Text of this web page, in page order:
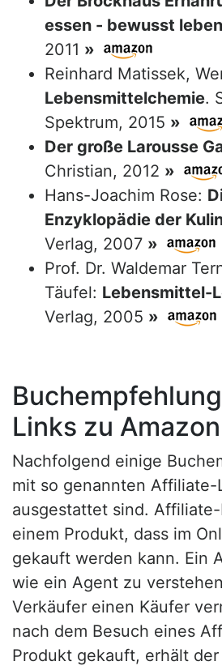
essen - bewusst leben
2011 »
Reinhard Matissek,
Lebensmittelchemie.
Spektrum, 2015 »
Der große Larousse
Christian, 2012 »
Hans-Joachim Rose:
Enzyklopädie der
Verlag, 2007 »
Prof. Dr. Waldemar
Täufel: Lebensmittel-
Verlag, 2005 »
Links zu Amazon
Nachfolgend einige
mit so genannten Affiliate-
ausgestattet sind.
einem Produkt, dass im
gekauft werden kann. Ein
wie ein Agent zu
Verkäufer einen Käufer
nach dem Besuch eines
Produkt gekauft, erhält